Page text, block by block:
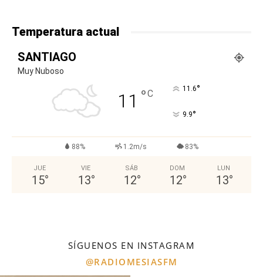
Temperatura actual
SANTIAGO
Muy Nuboso
11 °C 11.6°
9.9°
88% 1.2m/s 83%
JUE
15°
VIE
13°
SÁB
12°
DOM
12°
LUN
13°
SÍGUENOS EN INSTAGRAM
@RADIOMESIASFM